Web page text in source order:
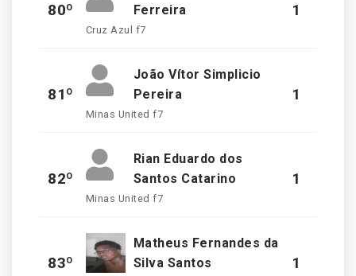
80º
Ferreira
Cruz Azul f7
1
81º
João Vítor Simplicio
Pereira
Minas United f7
1
82º
Rian Eduardo dos
Santos Catarino
Minas United f7
1
83º
Matheus Fernandes da
Silva Santos
1